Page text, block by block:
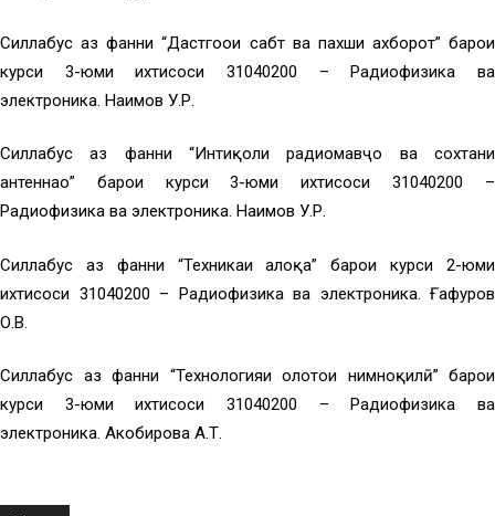
Силлабус аз фанни “Дастгоҳҳои сабт ва пахши ахборот” барои
курси 3-юми ихтисоси 31040200 – Радиофизика ва
электроника. Наимов У.Р.
Силлабус аз фанни “Интиқоли радиомавҷҳо ва сохтани
антеннаҳо” барои курси 3-юми ихтисоси 31040200 –
Радиофизика ва электроника. Наимов У.Р.
Силлабус аз фанни “Техникаи алоқа” барои курси 2-юми
ихтисоси 31040200 – Радиофизика ва электроника. Ғафуров
О.В.
Силлабус аз фанни “Технологияи олотҳои нимноқилӣ” барои
курси 3-юми ихтисоси 31040200 – Радиофизика ва
электроника. Акобирова А.Т.